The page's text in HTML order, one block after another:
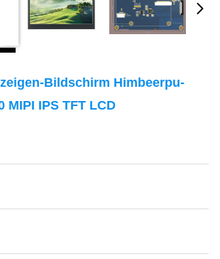
Bildschirm Himbeerpu-
MIPI IPS TFT LCD